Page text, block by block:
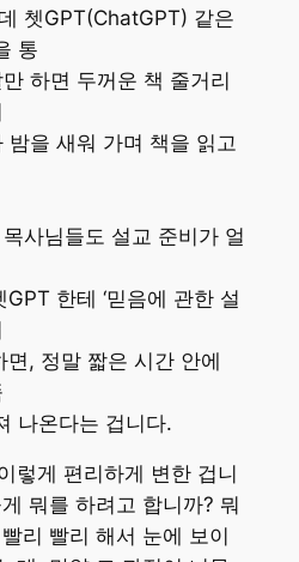
쳇GPT(ChatGPT) 같은
통
하면 두꺼운 책 줄거리
밤을 새워 가며 책을 읽고
사님들도 설교 준비가 얼
한테 ‘믿음에 관한 설
면, 정말 짧은 시간 안에
나온다는 겁니다.
렇게 편리하게 변한 겁니
뭐를 하려고 합니까? 뭐
리 빨리 해서 눈에 보이